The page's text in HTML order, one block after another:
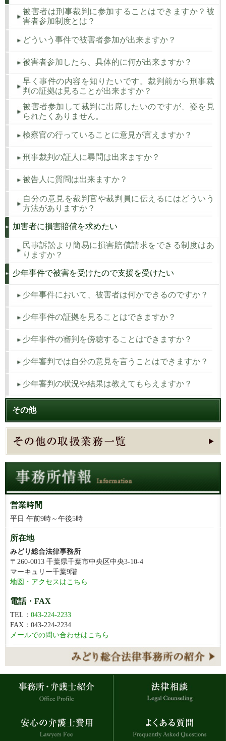
被害者は刑事裁判に参加することはできますか？被
害者参加制度とは？
どういう事件で被害者参加が出来ますか？
被害者参加したら、具体的に何が出来ますか？
早く事件の内容を知りたいです。裁判前から刑事裁
判の証拠は見ることが出来ますか？
被害者参加して裁判に出席したいのですが、姿を見
られたくありません。
検察官の行っていることに意見が言えますか？
刑事裁判の証人に尋問は出来ますか？
被告人に質問は出来ますか？
自分の意見を裁判官や裁判員に伝えるにはどういう
方法がありますか？
加害者に損害賠償を求めたい
民事訴訟より簡易に損害賠償請求をできる制度はあ
りますか？
少年事件で被害を受けたので支援を受けたい
少年事件において、被害者は何かできるのですか？
少年事件の証拠を見ることはできますか？
少年事件の審判を傍聴することはできますか？
少年審判では自分の意見を言うことはできますか？
少年審判の状況や結果は教えてもらえますか？
その他
営業時間
平日 午前9時～午後5時
所在地
みどり総合法律事務所
〒260-0013 千葉県千葉市中央区中央3-10-4
マーキュリー千葉9階
地図・アクセスはこちら
電話・FAX
TEL： 043-224-2233
FAX：043-224-2234
メールでの問い合わせはこちら